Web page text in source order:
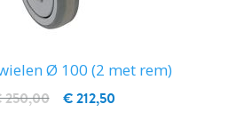
Ø 100 (2 met rem)
€ 212,50
250,00